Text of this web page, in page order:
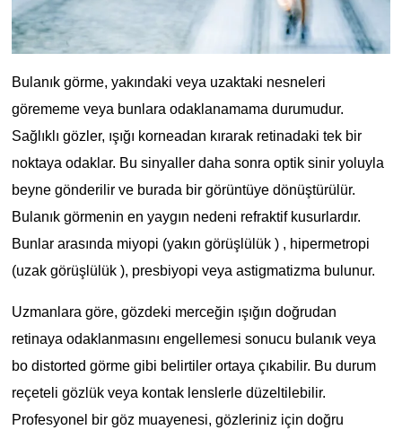
Bulanık görme, yakındaki veya uzaktaki nesneleri
görememe veya bunlara odaklanamama durumudur.
Sağlıklı gözler, ışığı korneadan kırarak retinadaki tek bir
noktaya odaklar. Bu sinyaller daha sonra optik sinir yoluyla
beyne gönderilir ve burada bir görüntüye dönüştürülür.
Bulanık görmenin en yaygın nedeni refraktif kusurlardır.
Bunlar arasında miyopi (yakın görüşlülük ) , hipermetropi
(uzak görüşlülük ), presbiyopi veya astigmatizma bulunur.
Uzmanlara göre, gözdeki merceğin ışığın doğrudan
retinaya odaklanmasını engellemesi sonucu bulanık veya
bo distorted görme gibi belirtiler ortaya çıkabilir. Bu durum
reçeteli gözlük veya kontak lenslerle düzeltilebilir.
Profesyonel bir göz muayenesi, gözleriniz için doğru